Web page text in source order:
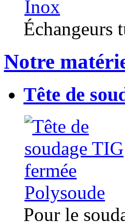
Échangeurs
Notre
Tête de
Pour le